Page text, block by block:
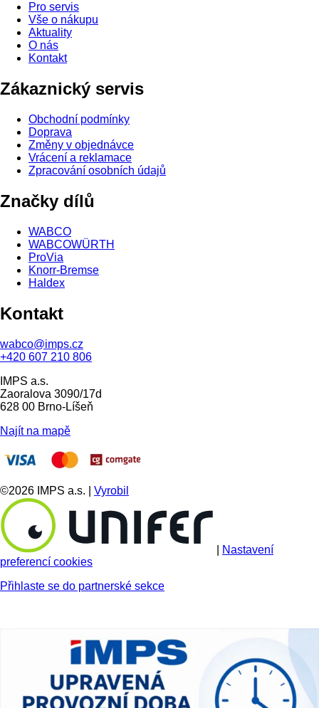
Pro servis
Vše o nákupu
Aktuality
O nás
Kontakt
Zákaznický servis
Obchodní podmínky
Doprava
Změny v objednávce
Vrácení a reklamace
Zpracování osobních údajů
Značky dílů
WABCO
WABCOWÜRTH
ProVia
Knorr-Bremse
Haldex
Kontakt
wabco@imps.cz
+420 607 210 806
IMPS a.s.
Zaoralova 3090/17d
628 00 Brno-Líšeň
Najít na mapě
©2026 IMPS a.s. | Vyrobil
Nastavení
preferencí cookies
Přihlaste se do partnerské sekce